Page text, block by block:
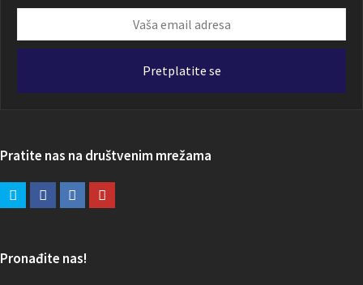
email
Pretplatite se
Pratite nas na društvenim mrežama
Pronađite nas!